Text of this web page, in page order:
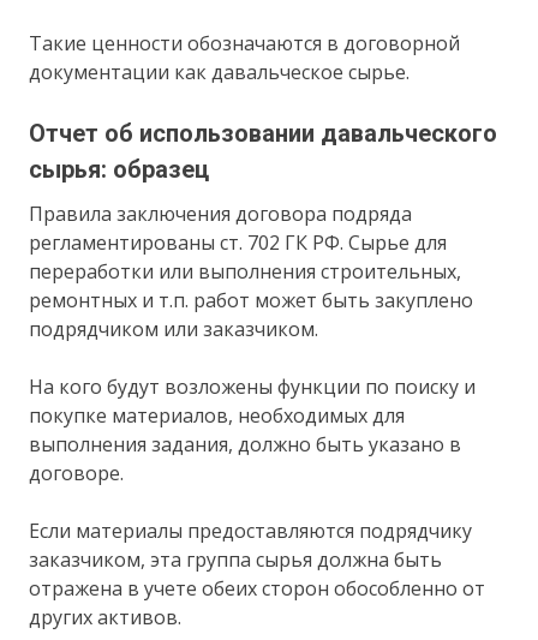
Такие ценности обозначаются в договорной
документации как давальческое сырье.
Отчет об использовании давальческого
сырья: образец
Правила заключения договора подряда
регламентированы ст. 702 ГК РФ. Сырье для
переработки или выполнения строительных,
ремонтных и т.п. работ может быть закуплено
подрядчиком или заказчиком.
На кого будут возложены функции по поиску и
покупке материалов, необходимых для
выполнения задания, должно быть указано в
договоре.
Если материалы предоставляются подрядчику
заказчиком, эта группа сырья должна быть
отражена в учете обеих сторон обособленно от
других активов.